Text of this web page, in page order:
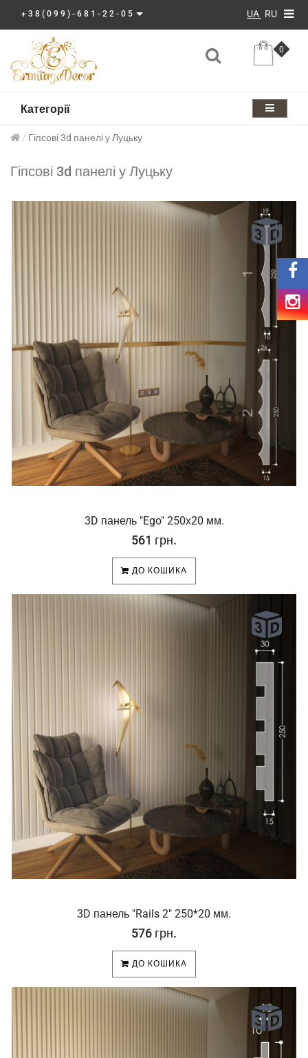
+38(099)-681-22-05 UA RU
0
Категорії
Гіпсові 3d панелі у Луцьку
Гіпсові 3d панелі у Луцьку
3D панель "Ego" 250х20 мм.
561 грн.
ДО КОШИКА
3D панель "Rails 2" 250*20 мм.
576 грн.
ДО КОШИКА